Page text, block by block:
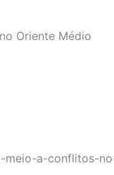
Oriente Médio